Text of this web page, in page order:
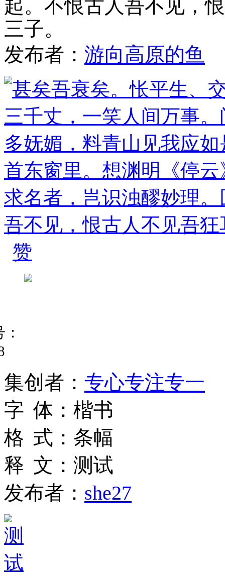
起。不恨古人吾不见，
三子。
发布者： 游向高原的鱼
赞
集创者 ： 专心专注专一
字 体 ： 楷书
格 式 ： 条幅
释 文 ： 测试
发布者： she27